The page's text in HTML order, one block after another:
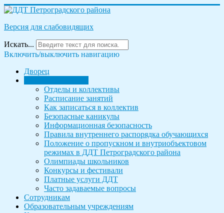
Версия для слабовидящих
Искать...
Включить/выключить навигацию
Дворец
Отделы и коллективы
Расписание занятий
Как записаться в коллектив
Безопасные каникулы
Информационная безопасность
Правила внутреннего распорядка обучающихся
Положение о пропускном и внутриобъектовом
режимах в ДДТ Петроградского района
Олимпиады школьников
Конкурсы и фестивали
Платные услуги ДДТ
Часто задаваемые вопросы
Сотрудникам
Образовательным учреждениям